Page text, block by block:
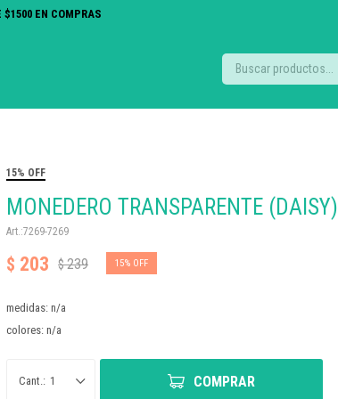
$1500 EN COMPRAS
15% OFF
MONEDERO TRANSPARENTE (DAISY)
7269-7269
$ 203 $239 15
medidas: n/a
colores: n/a
1 COMPRAR